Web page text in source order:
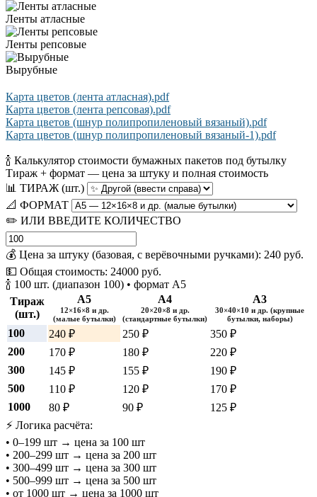
Ленты атласные
Ленты репсовые
Вырубные
Карта цветов (лента атласная).pdf
Карта цветов (лента репсовая).pdf
Карта цветов (шнур полипропиленовый вязаный).pdf
Карта цветов (шнур полипропиленовый вязаный-1).pdf
🍾 Калькулятор стоимости бумажных пакетов под бутылку
Тираж + формат — цена за штуку и полная стоимость
📊 ТИРАЖ (шт.)
📐 ФОРМАТ
✏️ ИЛИ ВВЕДИТЕ КОЛИЧЕСТВО
💰 Цена за штуку (базовая, с верёвочными ручками): 240 руб.
💵 Общая стоимость: 24000 руб.
🍾 100 шт. (диапазон 100) • формат А5
Тираж
(шт.)
А5
12×16×8 и др.
(малые бутылки)
А4
20×20×8 и др.
(стандартные бутылки)
А3
30×40×10 и др. (крупные
бутылки, наборы)
100 240 ₽ 250 ₽
350 ₽
200
170 ₽ 180 ₽
220 ₽
300
145 ₽ 155 ₽
190 ₽
500
110 ₽ 120 ₽
170 ₽
1000
80 ₽ 90 ₽
125 ₽
⚡ Логика расчёта:
• 0–199 шт → цена за 100 шт
• 200–299 шт → цена за 200 шт
• 300–499 шт → цена за 300 шт
• 500–999 шт → цена за 500 шт
• от 1000 шт → цена за 1000 шт